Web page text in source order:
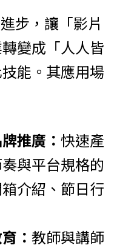
步，讓「影片
變成「人人皆
能。其應用場
推廣： 快速產
與平台規格的
介紹、節日行
： 教師與講師